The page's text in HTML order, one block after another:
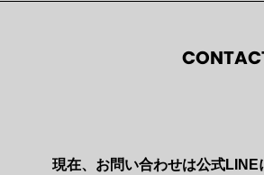
現在、お問い合わせは公式LINE